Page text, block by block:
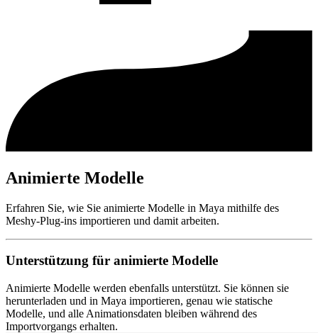
Animierte Modelle
Erfahren Sie, wie Sie animierte Modelle in Maya mithilfe des
Meshy-Plug-ins importieren und damit arbeiten.
Unterstützung für animierte Modelle
Animierte Modelle werden ebenfalls unterstützt. Sie können sie
herunterladen und in Maya importieren, genau wie statische
Modelle, und alle Animationsdaten bleiben während des
Importvorgangs erhalten.